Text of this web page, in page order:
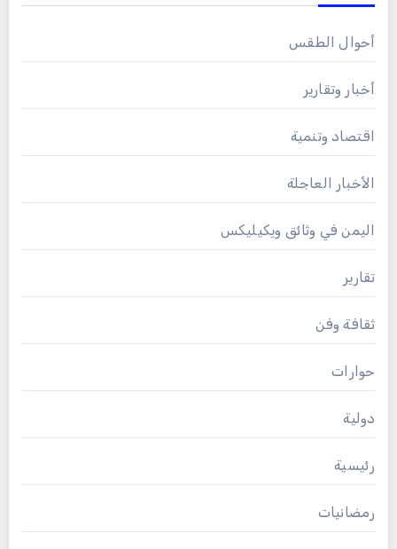
أحوال الطقس
أخبار وتقارير
اقتصاد وتنمية
الأخبار العاجلة
اليمن في وثائق ويكيليكس
تقارير
ثقافة وفن
حوارات
دولية
رئيسية
رمضانيات